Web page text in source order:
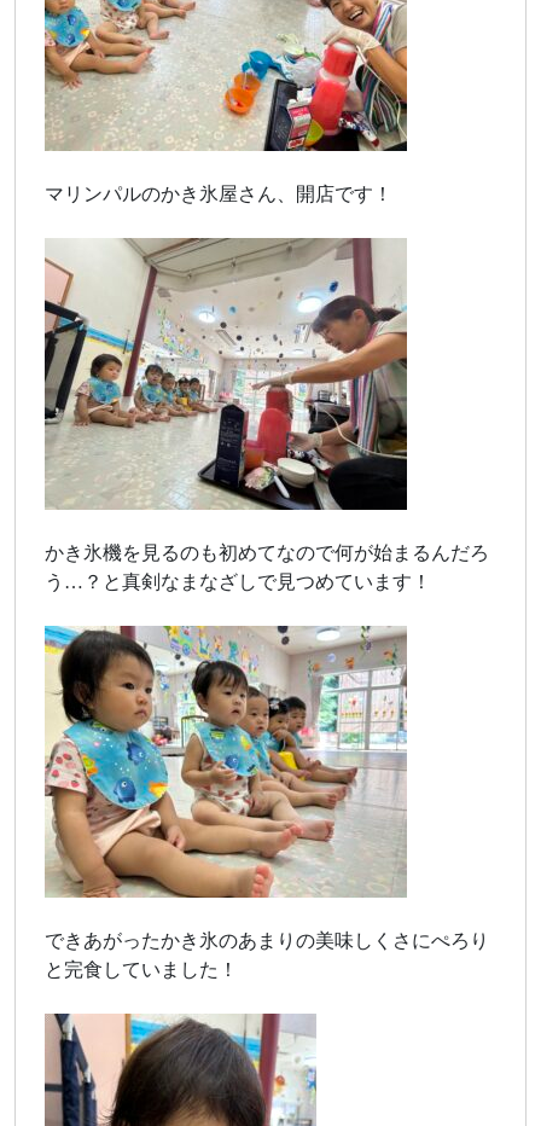
マリンパルのかき氷屋さん、開店です！
かき氷機を見るのも初めてなので何が始まるんだろ
う…？と真剣なまなざしで見つめています！
できあがったかき氷のあまりの美味しくさにぺろり
と完食していました！